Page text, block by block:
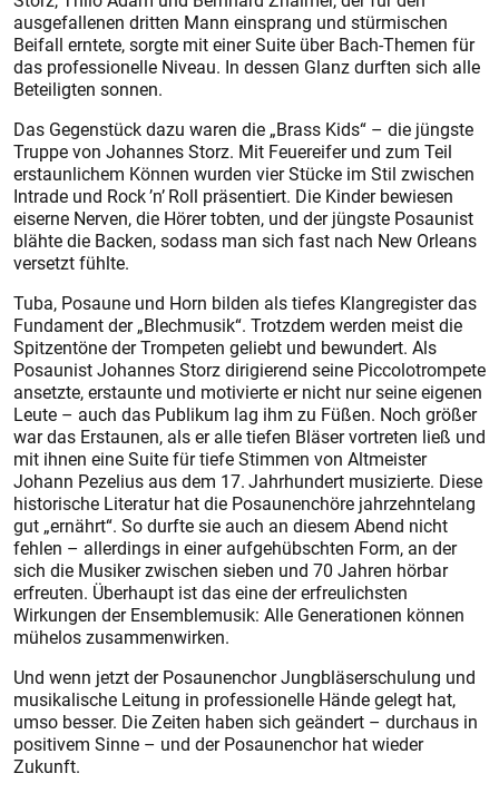
ausgefallenen dritten Mann einsprang und stürmischen
Beifall erntete, sorgte mit einer Suite über Bach-Themen für
das professionelle Niveau. In dessen Glanz durften sich alle
Beteiligten sonnen.
Das Gegenstück dazu waren die „Brass Kids“ – die jüngste
Truppe von Johannes Storz. Mit Feuereifer und zum Teil
erstaunlichem Können wurden vier Stücke im Stil zwischen
Intrade und Rock ’n’ Roll präsentiert. Die Kinder bewiesen
eiserne Nerven, die Hörer tobten, und der jüngste Posaunist
blähte die Backen, sodass man sich fast nach New Orleans
versetzt fühlte.
Tuba, Posaune und Horn bilden als tiefes Klangregister das
Fundament der „Blechmusik“. Trotzdem werden meist die
Spitzentöne der Trompeten geliebt und bewundert. Als
Posaunist Johannes Storz dirigierend seine Piccolotrompete
ansetzte, erstaunte und motivierte er nicht nur seine eigenen
Leute – auch das Publikum lag ihm zu Füßen. Noch größer
war das Erstaunen, als er alle tiefen Bläser vortreten ließ und
mit ihnen eine Suite für tiefe Stimmen von Altmeister
Johann Pezelius aus dem 17. Jahrhundert musizierte. Diese
his­torische Literatur hat die Posaunenchöre jahrzehntelang
gut „ernährt“. So durfte sie auch an diesem Abend nicht
fehlen – allerdings in einer aufgehübschten Form, an der
sich die Musiker zwischen sieben und 70 Jahren hörbar
erfreuten. Überhaupt ist das eine der erfreulichsten
Wirkungen der Ensemblemusik: Alle Generationen können
mühelos zusammenwirken.
Und wenn jetzt der Posaunenchor Jungbläserschulung und
musikalische Leitung in professionelle Hände gelegt hat,
umso besser. Die Zeiten haben sich geändert – durchaus in
positivem Sinne – und der Posaunenchor hat wieder
Zukunft.